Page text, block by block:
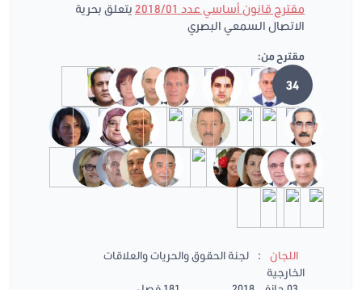
مقترح قانون أساسي عدد 2018/01
يتعلق بحرية
الاتصال السمعي البصري
مقترح من:
34
اللجان :
لجنة الحقوق والحريات والعلاقات
الخارجية